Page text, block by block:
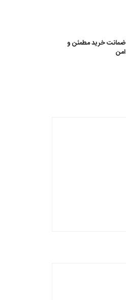
ضمانت خرید مطمئن و
امن